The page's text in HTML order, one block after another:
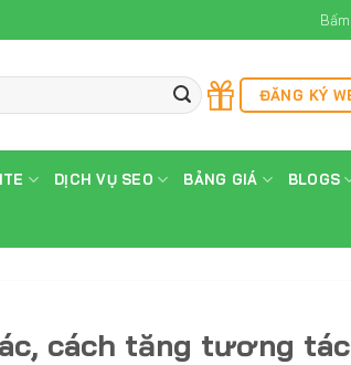
ĐĂNG KÝ
DỊCH VỤ SEO BẢNG GIÁ BLOGS
cách tăng tương